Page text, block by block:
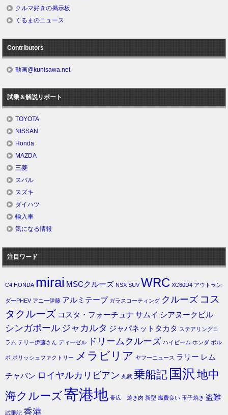
クルマ好きの掲示板
くるまのニュース
Contributors
動画@kunisawa.net
試乗＆解説リポート
TOYOTA
NISSAN
Honda
MAZDA
三菱
スバル
スズキ
ダイハツ
輸入車
気になる情報
注目ワード
C4 HONDA mirai MSCクルーズ NSX SUV WRC XC60D4 アウトラン
ダーPHEV アニー伊藤 アルミテープ ガラスコーティング クルーズ コス
タクルーズ コスタ・フォーチュナ サムイ シアヌークビル
シンガポール ジャカルタ ジャパネットタカタ ステアリングコ
ラム テリー伊藤さん ディーゼル ドリームクルーズ ハイビーム ホンダ ボル
ボ ポリッシュファクトリー メラビリア ヤフーニュース ラリー レム
チャバン ロイヤルカリビアン 丸武 乗船記 国沢 地中
海クルーズ寄港地 帯広 焼き肉 新型 燃費良い 玉子焼き 盗難
試乗記 香港